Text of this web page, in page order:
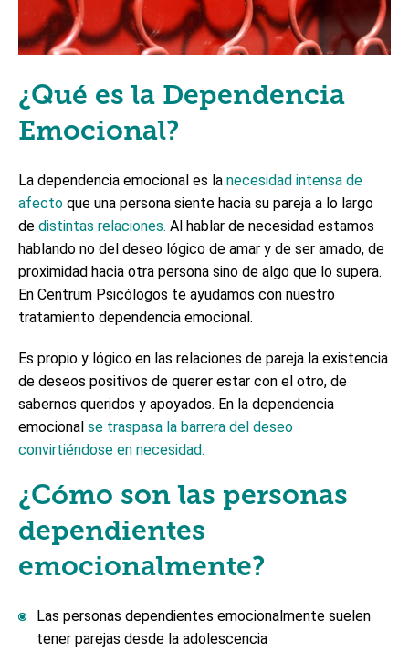
¿Qué es la Dependencia
Emocional?
La dependencia emocional es la necesidad intensa de
afecto que una persona siente hacia su pareja a lo largo
de distintas relaciones. Al hablar de necesidad estamos
hablando no del deseo lógico de amar y de ser amado, de
proximidad hacia otra persona sino de algo que lo supera.
En Centrum Psicólogos te ayudamos con nuestro
tratamiento dependencia emocional.
Es propio y lógico en las relaciones de pareja la existencia
de deseos positivos de querer estar con el otro, de
sabernos queridos y apoyados. En la dependencia
emocional se traspasa la barrera del deseo
convirtiéndose en necesidad.
¿Cómo son las personas
dependientes
emocionalmente?
Las personas dependientes emocionalmente suelen
tener parejas desde la adolescencia